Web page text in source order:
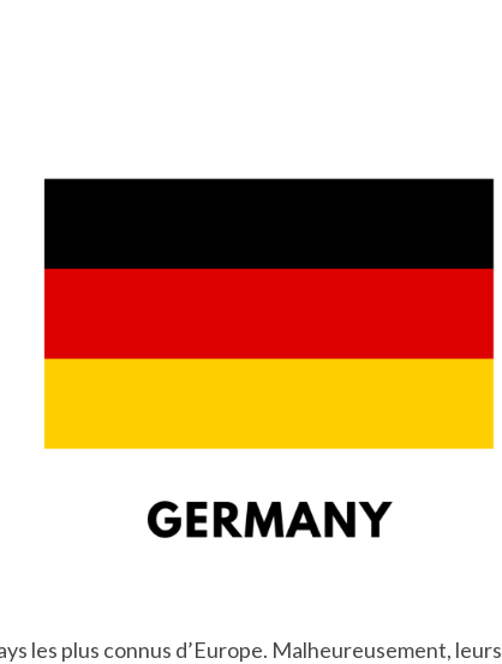
les plus connus d’Europe. Malheureusement, leurs